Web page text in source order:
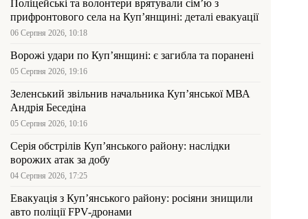
Поліцейські та волонтери врятували сім’ю з
прифронтового села на Куп’янщині: деталі евакуації
06 Серпня 2026, 10:18
Ворожі удари по Куп’янщині: є загибла та поранені
05 Серпня 2026, 19:16
Зеленський звільнив начальника Купʼянської МВА
Андрія Беседіна
05 Серпня 2026, 10:16
Серія обстрілів Куп’янського району: наслідки
ворожих атак за добу
04 Серпня 2026, 17:25
Евакуація з Куп’янського району: росіяни знищили
авто поліції FPV-дронами